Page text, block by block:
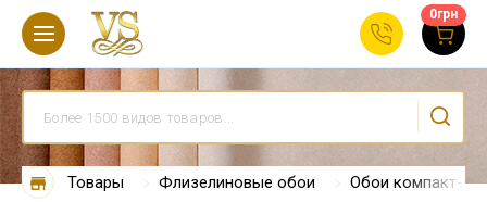
0грн
Товары Флизелиновые обои Обои компакт-